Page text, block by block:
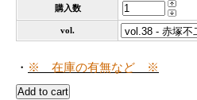
購入数
vol.
・ ※ 在庫の有無など ※